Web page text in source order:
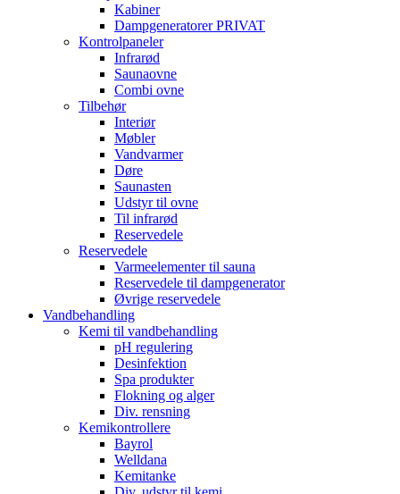
Kabiner
Dampgeneratorer PRIVAT
Kontrolpaneler
Infrarød
Saunaovne
Combi ovne
Tilbehør
Interiør
Møbler
Vandvarmer
Døre
Saunasten
Udstyr til ovne
Til infrarød
Reservedele
Reservedele
Varmeelementer til sauna
Reservedele til dampgenerator
Øvrige reservedele
Vandbehandling
Kemi til vandbehandling
pH regulering
Desinfektion
Spa produkter
Flokning og alger
Div. rensning
Kemikontrollere
Bayrol
Welldana
Kemitanke